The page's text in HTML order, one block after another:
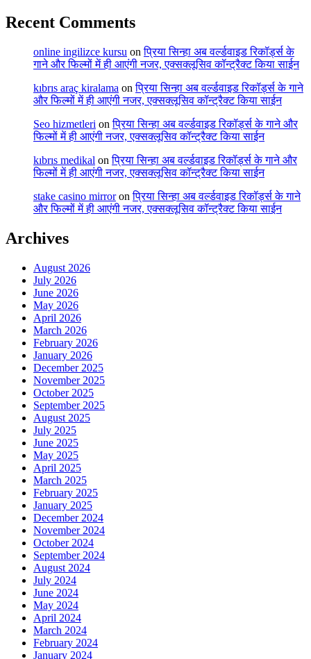
Recent Comments
online ingilizce kursu onप्रिया सिन्हा अब वर्ल्डवाइड रिकॉर्ड्स के
गाने और फिल्मों में ही आएंगी नजर, एक्सक्लूसिव कॉन्ट्रैक्ट किया साईन
kıbrıs araç kiralama onप्रिया सिन्हा अब वर्ल्डवाइड रिकॉर्ड्स के गाने
और फिल्मों में ही आएंगी नजर, एक्सक्लूसिव कॉन्ट्रैक्ट किया साईन
Seo hizmetleri onप्रिया सिन्हा अब वर्ल्डवाइड रिकॉर्ड्स के गाने और
फिल्मों में ही आएंगी नजर, एक्सक्लूसिव कॉन्ट्रैक्ट किया साईन
kıbrıs medikal onप्रिया सिन्हा अब वर्ल्डवाइड रिकॉर्ड्स के गाने और
फिल्मों में ही आएंगी नजर, एक्सक्लूसिव कॉन्ट्रैक्ट किया साईन
stake casino mirroronप्रिया सिन्हा अब वर्ल्डवाइड रिकॉर्ड्स के गाने
और फिल्मों में ही आएंगी नजर, एक्सक्लूसिव कॉन्ट्रैक्ट किया साईन
Archives
August 2026
July 2026
June 2026
May 2026
April 2026
March 2026
February 2026
January 2026
December 2025
November 2025
October 2025
September 2025
August 2025
July 2025
June 2025
May 2025
April 2025
March 2025
February 2025
January 2025
December 2024
November 2024
October 2024
September 2024
August 2024
July 2024
June 2024
May 2024
April 2024
March 2024
February 2024
January 2024